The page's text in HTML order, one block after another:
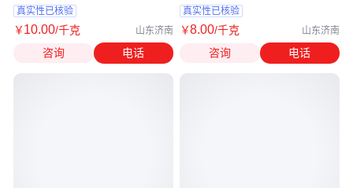
真实性已核验
￥10.00/千克 山东济南
咨询 电话
真实性已核验
￥8.00/千克 山东济南
咨询 电话